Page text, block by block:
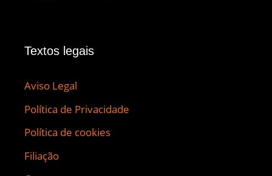
Textos legais
Aviso Legal
Política de Privacidade
Política de cookies
Filiação